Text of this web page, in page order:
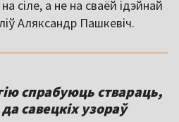
сіле, а не на сваёй ідэйнай
Аляксандр Пашкевіч.
спрабуюць ствараць,
савецкіх узораў